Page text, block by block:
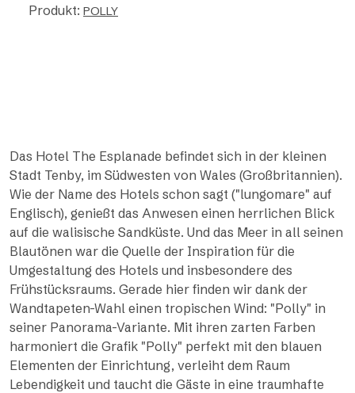
Produkt: POLLY
Das Hotel The Esplanade befindet sich in der kleinen
Stadt Tenby, im Südwesten von Wales (Großbritannien).
Wie der Name des Hotels schon sagt ("lungomare" auf
Englisch), genießt das Anwesen einen herrlichen Blick
auf die walisische Sandküste. Und das Meer in all seinen
Blautönen war die Quelle der Inspiration für die
Umgestaltung des Hotels und insbesondere des
Frühstücksraums. Gerade hier finden wir dank der
Wandtapeten-Wahl einen tropischen Wind: "Polly" in
seiner Panorama-Variante. Mit ihren zarten Farben
harmoniert die Grafik "Polly" perfekt mit den blauen
Elementen der Einrichtung, verleiht dem Raum
Lebendigkeit und taucht die Gäste in eine traumhafte